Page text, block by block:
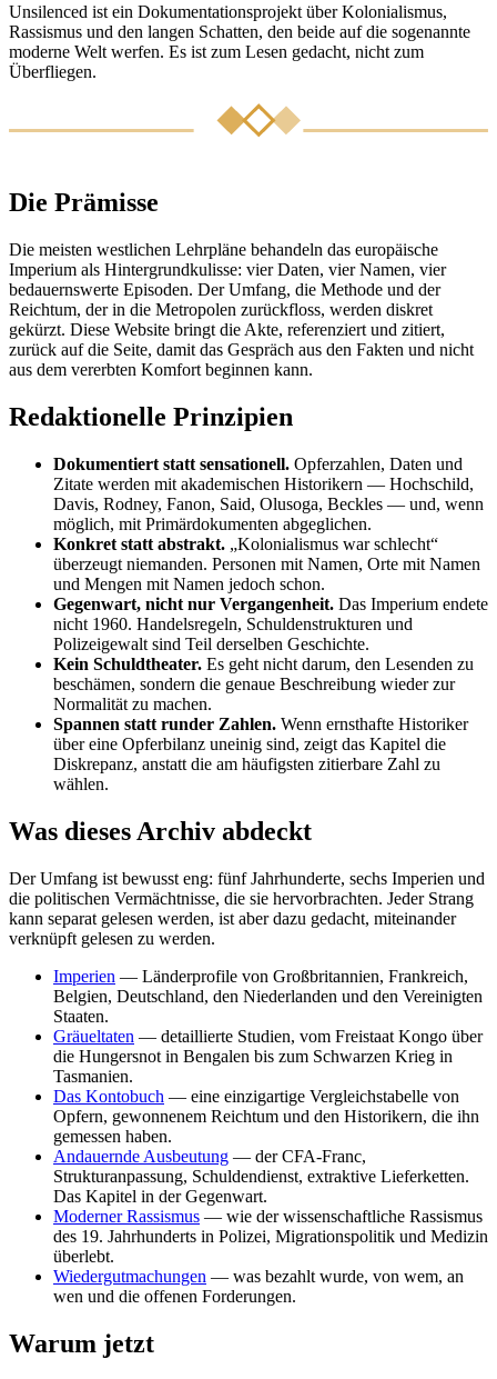
Unsilenced ist ein Dokumentationsprojekt über Kolonialismus,
Rassismus und den langen Schatten, den beide auf die sogenannte
moderne Welt werfen. Es ist zum Lesen gedacht, nicht zum
Überfliegen.
Die Prämisse
Die meisten westlichen Lehrpläne behandeln das europäische
Imperium als Hintergrundkulisse: vier Daten, vier Namen, vier
bedauernswerte Episoden. Der Umfang, die Methode und der
Reichtum, der in die Metropolen zurückfloss, werden diskret
gekürzt. Diese Website bringt die Akte, referenziert und zitiert,
zurück auf die Seite, damit das Gespräch aus den Fakten und nicht
aus dem vererbten Komfort beginnen kann.
Redaktionelle Prinzipien
Dokumentiert statt sensationell. Opferzahlen, Daten und
Zitate werden mit akademischen Historikern — Hochschild,
Davis, Rodney, Fanon, Said, Olusoga, Beckles — und, wenn
möglich, mit Primärdokumenten abgeglichen.
Konkret statt abstrakt. „Kolonialismus war schlecht“
überzeugt niemanden. Personen mit Namen, Orte mit Namen
und Mengen mit Namen jedoch schon.
Gegenwart, nicht nur Vergangenheit. Das Imperium endete
nicht 1960. Handelsregeln, Schuldenstrukturen und
Polizeigewalt sind Teil derselben Geschichte.
Kein Schuldtheater. Es geht nicht darum, den Lesenden zu
beschämen, sondern die genaue Beschreibung wieder zur
Normalität zu machen.
Spannen statt runder Zahlen. Wenn ernsthafte Historiker
über eine Opferbilanz uneinig sind, zeigt das Kapitel die
Diskrepanz, anstatt die am häufigsten zitierbare Zahl zu
wählen.
Was dieses Archiv abdeckt
Der Umfang ist bewusst eng: fünf Jahrhunderte, sechs Imperien und
die politischen Vermächtnisse, die sie hervorbrachten. Jeder Strang
kann separat gelesen werden, ist aber dazu gedacht, miteinander
verknüpft gelesen zu werden.
Imperien — Länderprofile von Großbritannien, Frankreich,
Belgien, Deutschland, den Niederlanden und den Vereinigten
Staaten.
Gräueltaten — detaillierte Studien, vom Freistaat Kongo über
die Hungersnot in Bengalen bis zum Schwarzen Krieg in
Tasmanien.
Das Kontobuch — eine einzigartige Vergleichstabelle von
Opfern, gewonnenem Reichtum und den Historikern, die ihn
gemessen haben.
Andauernde Ausbeutung — der CFA-Franc,
Strukturanpassung, Schuldendienst, extraktive Lieferketten.
Das Kapitel in der Gegenwart.
Moderner Rassismus — wie der wissenschaftliche Rassismus
des 19. Jahrhunderts in Polizei, Migrationspolitik und Medizin
überlebt.
Wiedergutmachungen — was bezahlt wurde, von wem, an
wen und die offenen Forderungen.
Warum jetzt